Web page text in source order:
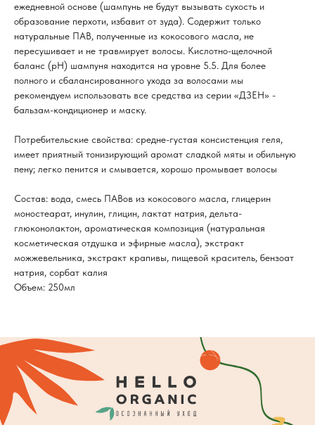
ежедневной основе (шампунь не будут вызывать сухость и
образование перхоти, избавит от зуда). Содержит только
натуральные ПАВ, полученные из кокосового масла, не
пересушивает и не травмирует волосы. Кислотно-щелочной
баланс (pH) шампуня находится на уровне 5.5. Для более
полного и сбалансированного ухода за волосами мы
рекомендуем использовать все средства из серии «ДЗЕН» -
бальзам-кондиционер и маску.
Потребительские свойства: средне-густая консистенция геля,
имеет приятный тонизирующий аромат сладкой мяты и обильную
пену; легко пенится и смывается, хорошо промывает волосы
Состав: вода, смесь ПАВов из кокосового масла, глицерин
моностеарат, инулин, глицин, лактат натрия, дельта-
глюконолактон, ароматическая композиция (натуральная
косметическая отдушка и эфирные масла), экстракт
можжевельника, экстракт крапивы, пищевой краситель, бензоат
натрия, сорбат калия
Объем: 250мл